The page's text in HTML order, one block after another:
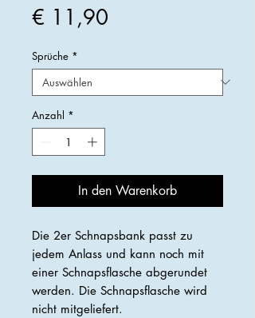
€ 11,90
Sprüche *
Anzahl *
In den Warenkorb
Die 2er Schnapsbank passt zu
jedem Anlass und kann noch mit
einer Schnapsflasche abgerundet
werden. Die Schnapsflasche wird
nicht mitgeliefert.